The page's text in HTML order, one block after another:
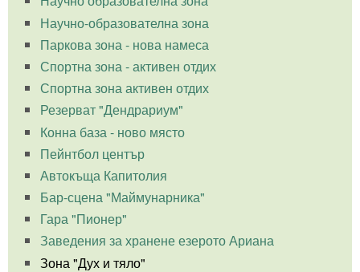
Научно-образователна зона
Паркова зона - нова намеса
Спортна зона - активен отдих
Спортна зона активен отдих
Резерват "Дендрариум"
Конна база - ново място
Пейнтбол център
Автокъща Капитолия
Бар-сцена "Маймунарника"
Гара "Пионер"
Заведения за хранене езерото Ариана
Зона "Дух и тяло"